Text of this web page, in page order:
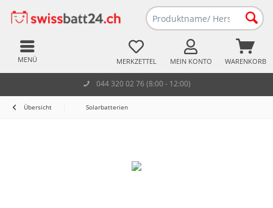
044 320 02 76 (8:00 - 12:00)
WARENKORB
MERKZETTEL MEIN KONTO
MENÜ
Übersicht Solarbatterien